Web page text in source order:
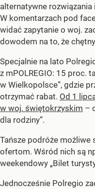
alternatywne
W komentarzach pod
widać zapytanie o woj.
dowodem na to, że
Specjalnie na lato
z mPOLREGIO: 15 proc.
w Wielkopolsce”, gdzie
otrzymać rabat. Od 1
w woj. świętokrzyskim –
dla rodziny”.
Tańsze podróże możliwe
ofertom. Wśród nich są
weekendowy „Bilet
Jednocześnie Polregio